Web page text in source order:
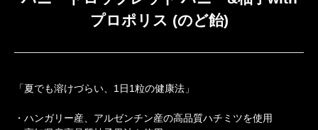
プロポリス (のど飴)
「夏でも溶けづらい、1日1粒の健康法」
・ハンガリー産、アルゼンチン産の高品質ハチミツを使用